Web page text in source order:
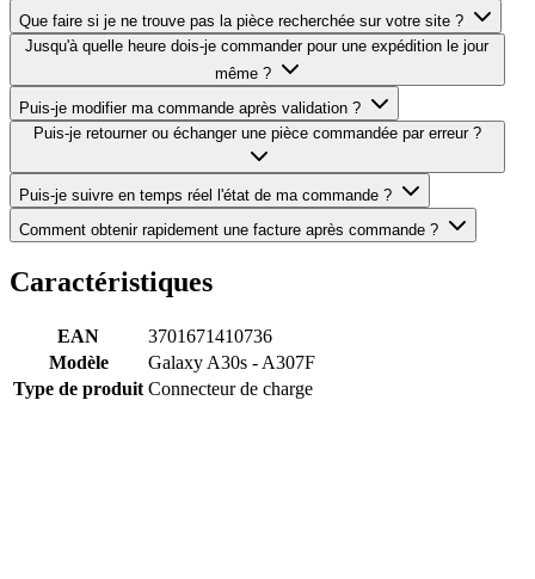
Que faire si je ne trouve pas la pièce recherchée sur votre site ?
Jusqu'à quelle heure dois-je commander pour une expédition le jour
même ?
Puis-je modifier ma commande après validation ?
Puis-je retourner ou échanger une pièce commandée par erreur ?
Puis-je suivre en temps réel l'état de ma commande ?
Comment obtenir rapidement une facture après commande ?
Caractéristiques
EAN
3701671410736
Modèle
Galaxy A30s - A307F
Type de produit Connecteur de charge